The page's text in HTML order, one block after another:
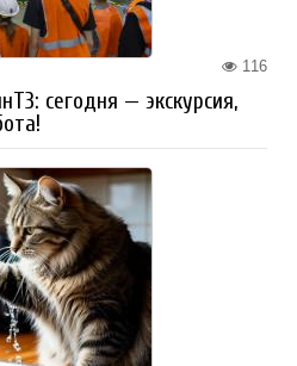
116
сегодня — экскурсия,